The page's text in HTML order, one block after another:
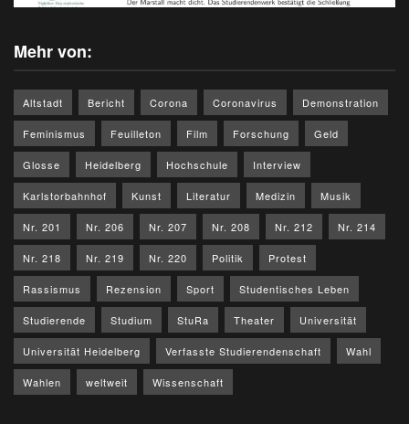
Mehr von:
Altstadt Bericht Corona Coronavirus Demonstration
Feminismus Feuilleton Film Forschung Geld
Glosse Heidelberg Hochschule Interview
Karlstorbahnhof Kunst Literatur Medizin Musik
Nr. 201 Nr. 206 Nr. 207 Nr. 208 Nr. 212 Nr. 214
Nr. 218 Nr. 219 Nr. 220 Politik Protest
Rassismus Rezension Sport Studentisches Leben
Studierende Studium StuRa Theater Universität
Universität Heidelberg Verfasste Studierendenschaft Wahl
Wahlen weltweit Wissenschaft